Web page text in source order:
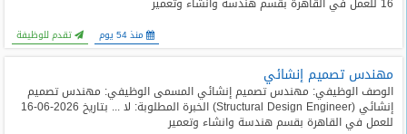
منذ 54 يوم تقدم للوظيفة
مهندس تصميم إنشائي
الوصف الوظيفي: مهندس تصميم إنشائي المسمى الوظيفي: مهندس تصميم
إنشائي (Structural Design Engineer) الخبرة المطلوبة: لا ... بتاريخ 2026-06-16
للعمل في القاهرة بقسم هندسة وانشاء وتعمير